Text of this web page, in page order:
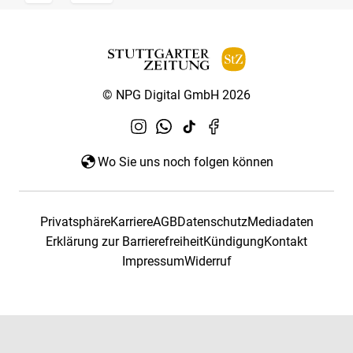
© NPG Digital GmbH 2026
Wo Sie uns noch folgen können
PrivatsphäreKarriereAGBDatenschutzMediadaten
Erklärung zur BarrierefreiheitKündigungKontakt
ImpressumWiderruf